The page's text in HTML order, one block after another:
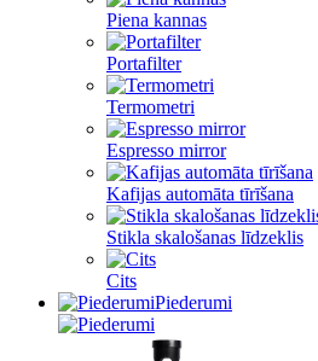
Piena kannas
Portafilter
Termometri
Espresso mirror
Kafijas automāta tīrīšana
Stikla skalošanas līdzeklis
Cits
Piederumi